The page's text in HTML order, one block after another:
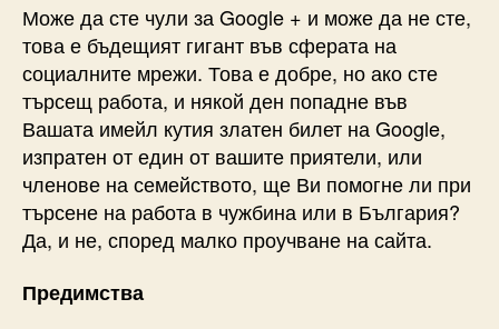
Може да сте чули за Google + и може да не сте,
това е бъдещият гигант във сферата на
социалните мрежи. Това е добре, но ако сте
търсещ работа, и някой ден попадне във
Вашата имейл кутия златен билет на Google,
изпратен от един от вашите приятели, или
членове на семейството, ще Ви помогне ли при
търсене на работа в чужбина или в България?
Да, и не, според малко проучване на сайта.
Предимства